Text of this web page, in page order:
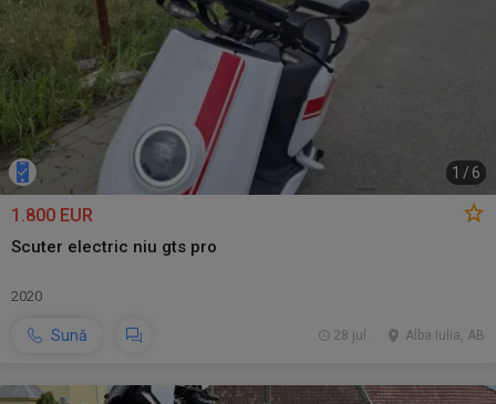
1 /6
1.800 EUR
Scuter electric niu gts pro
2020
Sună Alba Iulia, AB
28 jul.